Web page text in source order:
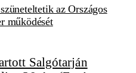
az Országos
működését